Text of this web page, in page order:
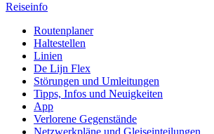
Reiseinfo
Routenplaner
Haltestellen
Linien
De Lijn Flex
Störungen und Umleitungen
Tipps, Infos und Neuigkeiten
App
Verlorene Gegenstände
Netzwerkpläne und Gleiseinteilungen